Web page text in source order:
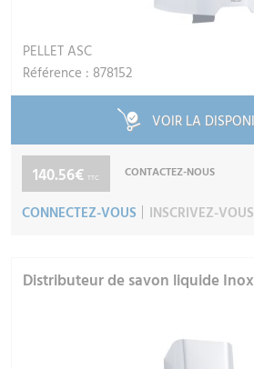
PELLET ASC
Référence : 878152
VOIR LA
140.56€ TTC CONTACTEZ-NOUS
CONNECTEZ-VOUS INSCRIVEZ-VOUS
Distributeur de savon liquide